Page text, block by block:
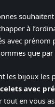
à
avec prénom
que par
les bijoux les
avec
tout en vous